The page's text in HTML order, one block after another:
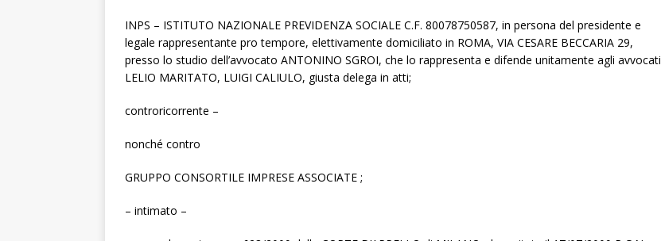
INPS – ISTITUTO NAZIONALE PREVIDENZA SOCIALE C.F. 80078750587, in persona del presidente e
legale rappresentante pro tempore, elettivamente domiciliato in ROMA, VIA CESARE BECCARIA 29,
presso lo studio dell’avvocato ANTONINO SGROI, che lo rappresenta e difende unitamente agli avvocati
LELIO MARITATO, LUIGI CALIULO, giusta delega in atti;
controricorrente –
nonché contro
GRUPPO CONSORTILE IMPRESE ASSOCIATE ;
– intimato –